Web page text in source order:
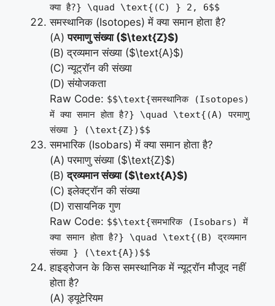
क्या है?} \quad \text{(C) } 2, 6$$
समस्थानिक (Isotopes) में क्या समान होता है?
(A)परमाणु संख्या ($\text{Z}$)
(B) द्रव्यमान संख्या ($\text{A}$)
(C) न्यूट्रॉन की संख्या
(D) संयोजकता
Raw Code: $$\text{समस्थानिक (Isotopes)
में क्या समान होता है?} \quad \text{(A) परमाणु
संख्या } (\text{Z})$$
समभारिक (Isobars) में क्या समान होता है?
(A) परमाणु संख्या ($\text{Z}$)
(B)द्रव्यमान संख्या ($\text{A}$)
(C) इलेक्ट्रॉन की संख्या
(D) रासायनिक गुण
Raw Code: $$\text{समभारिक (Isobars) में
क्या समान होता है?} \quad \text{(B) द्रव्यमान
संख्या } (\text{A})$$
हाइड्रोजन के किस समस्थानिक में न्यूट्रॉन मौजूद नहीं
होता है?
(A) ड्यूटेरियम